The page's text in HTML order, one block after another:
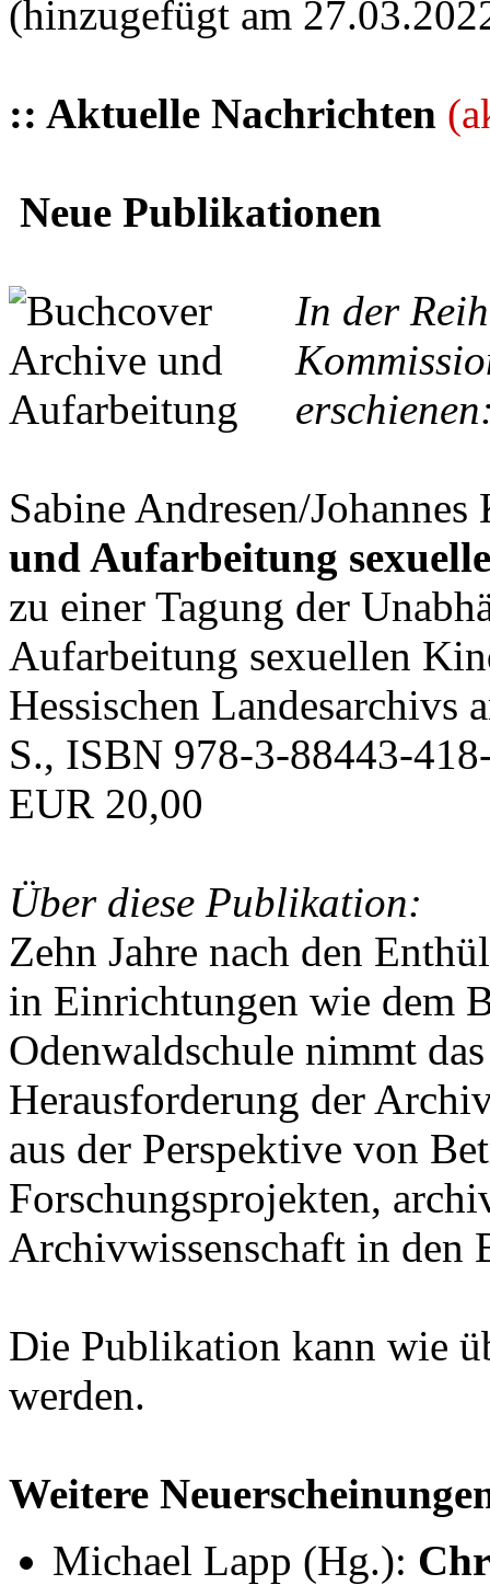
(hinzugefügt am
:: Aktuelle Nachrichten
Neue Publikationen
In der
Sabine Andresen/
und Aufarbeitung
zu einer Tagung der
Aufarbeitung sexuellen
Hessischen Landesarchivs
S., ISBN 978-3-88443-
EUR 20,00
Über diese Publikation:
Zehn Jahre nach den
in Einrichtungen wie dem
Odenwaldschule nimmt
Herausforderung der
aus der Perspektive von
Forschungsprojekten,
Archivwissenschaft in den
Die Publikation kann wie
werden.
Weitere
Michael Lapp (Hg.):